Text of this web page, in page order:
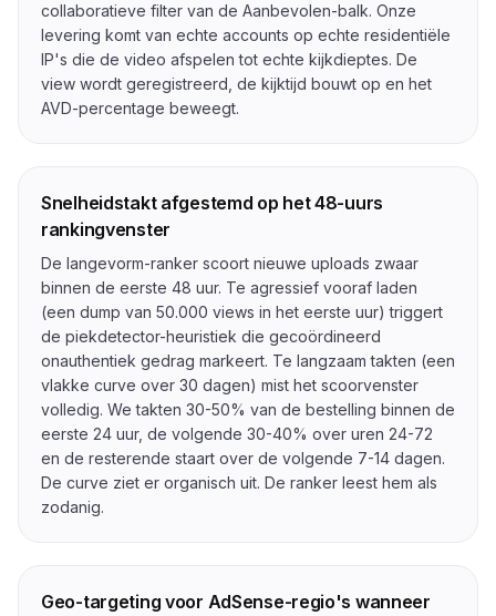
collaboratieve filter van de Aanbevolen-balk. Onze
levering komt van echte accounts op echte residentiële
IP's die de video afspelen tot echte kijkdieptes. De
view wordt geregistreerd, de kijktijd bouwt op en het
AVD-percentage beweegt.
Snelheidstakt afgestemd op het 48-uurs
rankingvenster
De langevorm-ranker scoort nieuwe uploads zwaar
binnen de eerste 48 uur. Te agressief vooraf laden
(een dump van 50.000 views in het eerste uur) triggert
de piekdetector-heuristiek die gecoördineerd
onauthentiek gedrag markeert. Te langzaam takten (een
vlakke curve over 30 dagen) mist het scoorvenster
volledig. We takten 30-50% van de bestelling binnen de
eerste 24 uur, de volgende 30-40% over uren 24-72
en de resterende staart over de volgende 7-14 dagen.
De curve ziet er organisch uit. De ranker leest hem als
zodanig.
Geo-targeting voor AdSense-regio's wanneer